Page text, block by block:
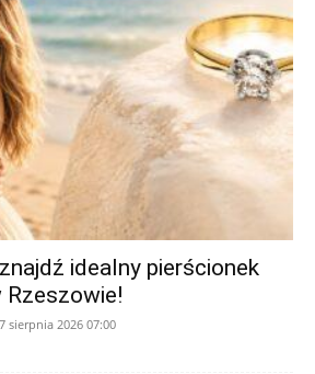
idealny pierścionek
7 sierpnia 2026 07:00